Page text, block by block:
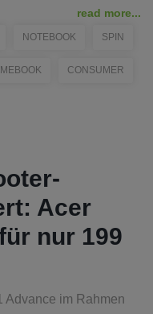
read more...
NOTEBOOK SPIN
CONSUMER
Acer
nur 199
Advance im Rahmen